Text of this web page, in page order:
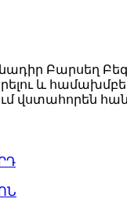
Բարսեղ
և
վստահորեն